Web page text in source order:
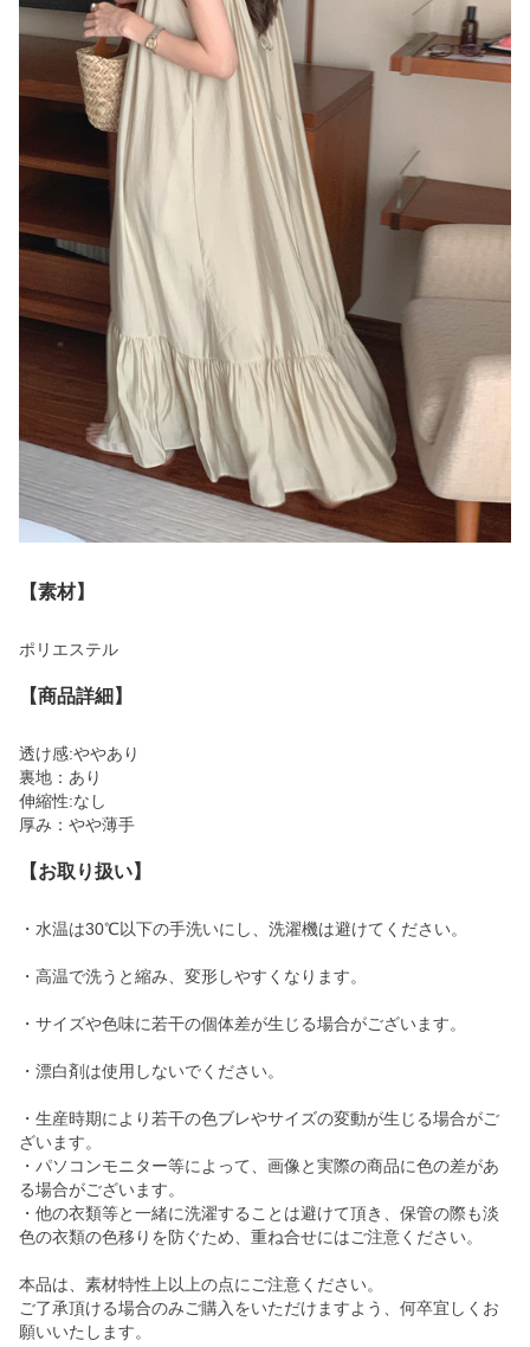
【素材】
ポリエステル
【商品詳細】
透け感:ややあり
裏地：あり
伸縮性:なし
厚み：やや薄手
【お取り扱い】
・水温は30℃以下の手洗いにし、洗濯機は避けてください。
・高温で洗うと縮み、変形しやすくなります。
・サイズや色味に若干の個体差が生じる場合がございます。
・漂白剤は使用しないでください。
・生産時期により若干の色ブレやサイズの変動が生じる場合がご
ざいます。
・パソコンモニター等によって、画像と実際の商品に色の差があ
る場合がございます。
・他の衣類等と一緒に洗濯することは避けて頂き、保管の際も淡
色の衣類の色移りを防ぐため、重ね合せにはご注意ください。
本品は、素材特性上以上の点にご注意ください。
ご了承頂ける場合のみご購入をいただけますよう、何卒宜しくお
願いいたします。